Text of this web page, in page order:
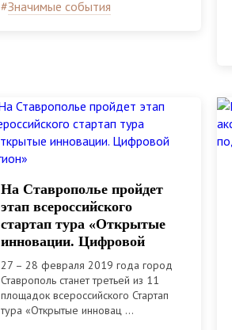
#Значимые события
На Ставрополье пройдет
этап всероссийского
стартап тура «Открытые
инновации. Цифровой
регион»
27 – 28 февраля 2019 года город
Ставрополь станет третьей из 11
площадок всероссийского Стартап
тура «Открытые инновац ...